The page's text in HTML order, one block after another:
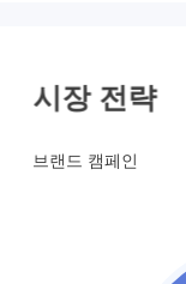
시장 전략